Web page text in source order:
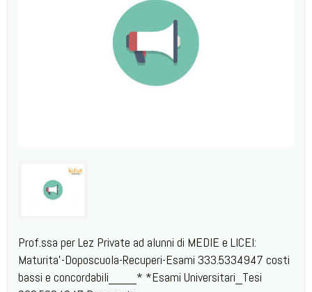
Prof.ssa per Lez Private ad alunni di MEDIE e LICEI:
Maturita'-Doposcuola-Recuperi-Esami 333.5334947 costi
bassi e concordabili____* *Esami Universitari_Tesi